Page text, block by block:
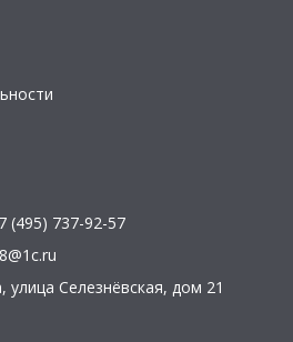
(495) 737-92-57
, улица Селезнёвская, дом 21